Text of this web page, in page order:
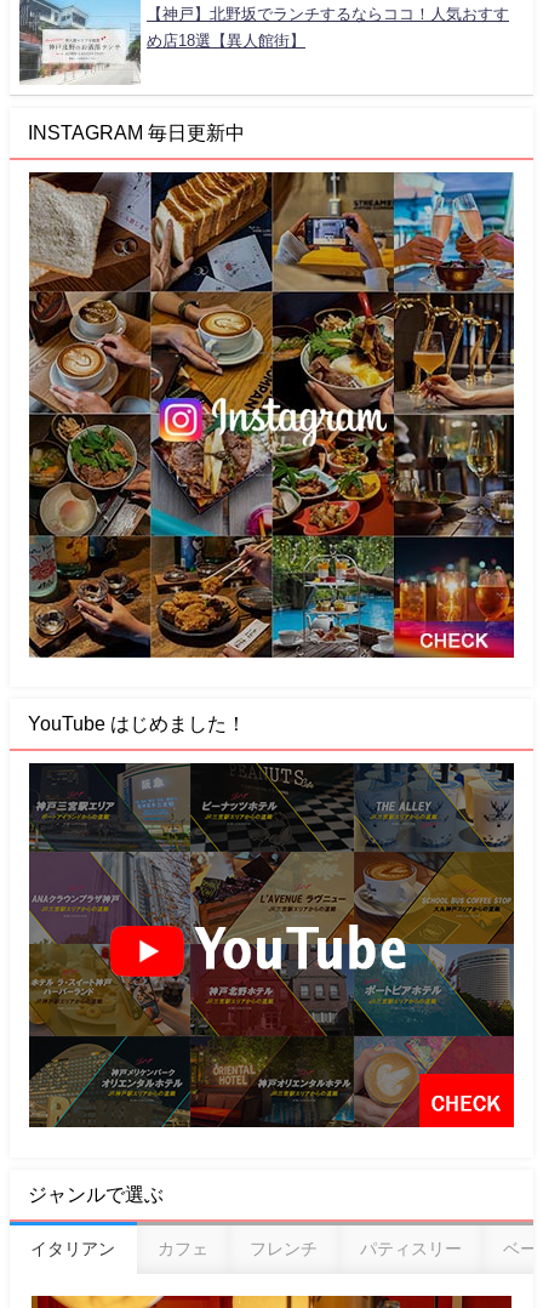
【神戸】北野坂でランチするならココ！人気おすす
め店18選【異人館街】
INSTAGRAM 毎日更新中
YouTube はじめました！
ジャンルで選ぶ
イタリアン カフェ フレンチ パティスリー ベー